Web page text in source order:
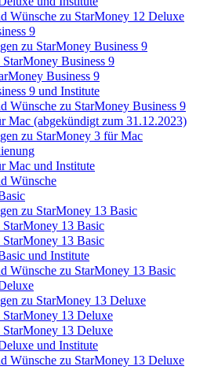
Wünsche zu StarMoney 12 Deluxe
9
zu StarMoney Business 9
Business 9
Business 9
9 und Institute
Wünsche zu StarMoney Business 9
(abgekündigt zum 31.12.2023)
zu StarMoney 3 für Mac
Mac und Institute
Wünsche
zu StarMoney 13 Basic
13 Basic
13 Basic
und Institute
Wünsche zu StarMoney 13 Basic
zu StarMoney 13 Deluxe
13 Deluxe
13 Deluxe
und Institute
Wünsche zu StarMoney 13 Deluxe